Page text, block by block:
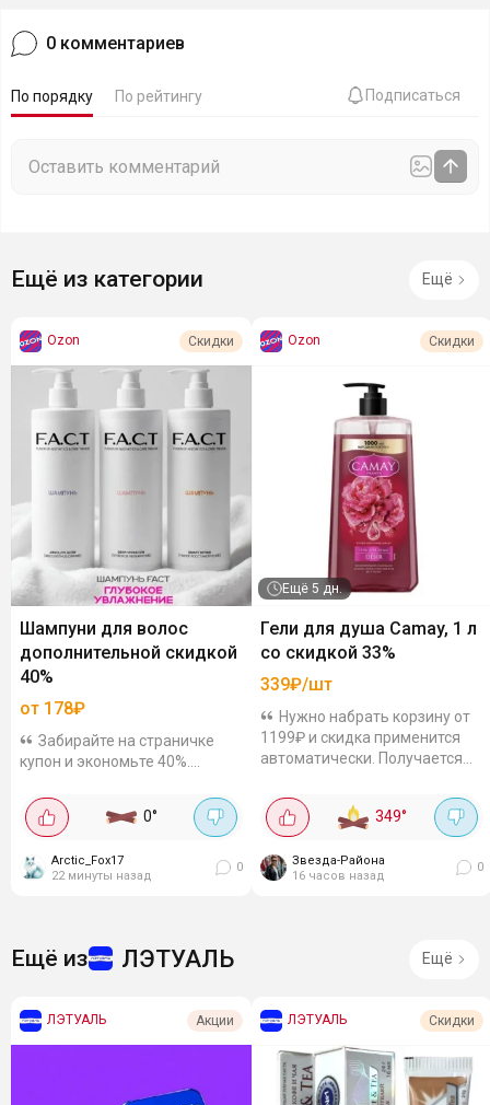
0 комментариев
По порядку По рейтингу Подписаться
Ещё из категории Ещё
Ozon Скидки
Шампуни для волос
дополнительной скидкой
40%
от 178₽
Забирайте на страничке
купон и экономьте 40%.
литр, на выбор
восстанавливающие,
Цены выходят от 178 рублей,
0°
Arctic_Fox17
22 минуты назад
0
Ozon Скидки
Ещё 5 дн.
Гели для душа Camay, 1 л
со скидкой 33%
339₽/шт
Нужно набрать корзину от
1199₽ и скидка применится
автоматически. Получается
акцииПродлится до 12
августа.
349°
Звезда-Района
16 часов назад
0
Ещё из ЛЭТУАЛЬ Ещё
ЛЭТУАЛЬ Акции ЛЭТУАЛЬ Скидки